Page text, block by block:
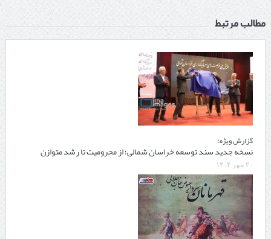
مطالب مرتبط
گزارش ویژه؛
نسخه جدید سند توسعه خراسان شمالی؛ از محرومیت تا رشد متوازن
۲۰ مهر ۱۴۰۴